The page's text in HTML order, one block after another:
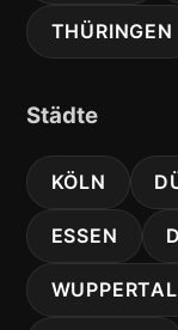
THÜRINGEN
Städte
KÖLN
ESSEN
WUPPERTAL